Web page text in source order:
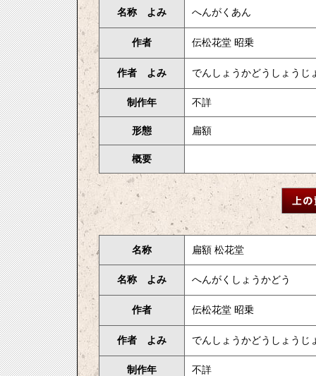
名称 よみ へんがくあん
作者 伝松花堂 昭乗
作者 よみ でんしょうかどうしょうじ
制作年 不詳
形態 扁額
概要
名称 扁額 松花堂
名称 よみ へんがくしょうかどう
作者 伝松花堂 昭乗
作者 よみ でんしょうかどうしょうじ
制作年 不詳